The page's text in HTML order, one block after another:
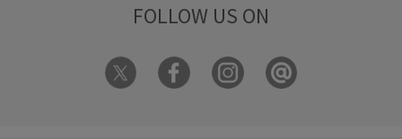
FOLLOW US ON